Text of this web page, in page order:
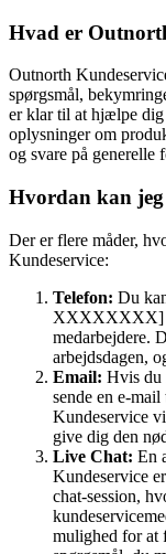
Hvad er
Outnorth
spørgsmål,
er klar til at hjælpe dig
oplysninger om
og svare på generelle
Hvordan kan
Der er flere måder,
Kundeservice:
Telefon: Du
XXXXXXXX]
medarbejdere.
arbejdsdagen,
Email: Hvis du
sende en e-
Kundeservice
give dig den
Live Chat: En
Kundeservice
chat-session,
mulighed for at